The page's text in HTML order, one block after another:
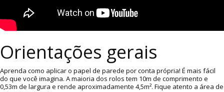
Orientações gerais
Aprenda como aplicar o papel de parede por conta própria! É mais fácil
do que você imagina. A maioria dos rolos tem 10m de comprimento e
0,53m de largura e rende aproximadamente 4,5m². Fique atento a área de